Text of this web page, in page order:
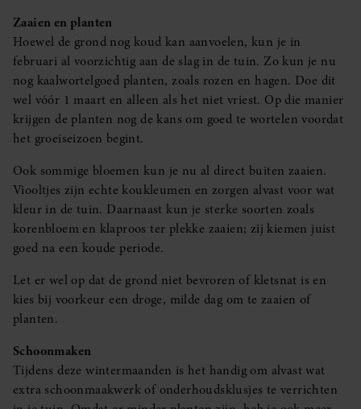
Zaaien en planten
Hoewel de grond nog koud kan aanvoelen, kun je in
februari al voorzichtig aan de slag in de tuin. Zo kun je nu
nog kaalwortelgoed planten, zoals rozen en hagen. Doe dit
wel vóór 1 maart en alleen als het niet vriest. Op die manier
krijgen de planten nog de kans om goed te wortelen voordat
het groeiseizoen begint.
Ook sommige bloemen kun je nu al direct buiten zaaien.
Viooltjes zijn echte koukleumen en zorgen alvast voor wat
kleur in de tuin. Daarnaast kun je sterke soorten zoals
korenbloem en klaproos ter plekke zaaien; zij kiemen juist
goed na een koude periode.
Let er wel op dat de grond niet bevroren of kletsnat is en
kies bij voorkeur een droge, milde dag om te zaaien of
planten.
Schoonmaken
Tijdens deze wintermaanden is het handig om alvast wat
extra schoonmaakwerk of onderhoudsklusjes te verrichten